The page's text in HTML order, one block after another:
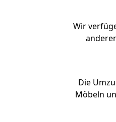
Wir
Die
Möbeln